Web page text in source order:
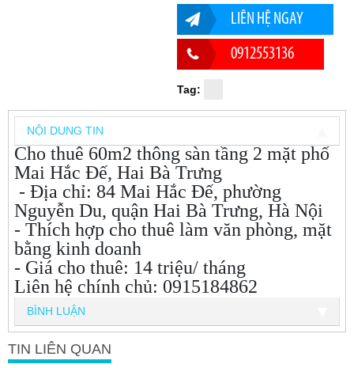
LIÊN HỆ NGAY
0912553136
Tag:
NỘI DUNG TIN
Cho thuê 60m2 thông sàn tầng 2 mặt phố
Mai Hắc Đế, Hai Bà Trưng
- Địa chỉ: 84 Mai Hắc Đế, phường
Nguyễn Du, quận Hai Bà Trưng, Hà Nội
- Thích hợp cho thuê làm văn phòng, mặt
bằng kinh doanh
- Giá cho thuê: 14 triệu/ tháng
Liên hệ chính chủ: 0915184862
BÌNH LUẬN
TIN LIÊN QUAN